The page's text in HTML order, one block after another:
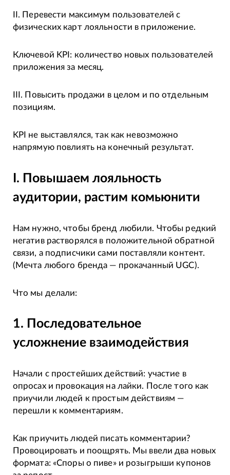
II. Перевести максимум пользователей с
физических карт лояльности в приложение.
Ключевой KPI: количество новых пользователей
приложения за месяц.
III. Повысить продажи в целом и по отдельным
позициям.
KPI не выставлялся, так как невозможно
напрямую повлиять на конечный результат.
I. Повышаем лояльность
аудитории, растим комьюнити
Нам нужно, чтобы бренд любили. Чтобы редкий
негатив растворялся в положительной обратной
связи, а подписчики сами поставляли контент.
(Мечта любого бренда — прокачанный UGC).
Что мы делали:
1. Последовательное
усложнение взаимодействия
Начали с простейших действий: участие в
опросах и провокация на лайки. После того как
приучили людей к простым действиям —
перешли к комментариям.
Как приучить людей писать комментарии?
Провоцировать и поощрять. Мы ввели два новых
формата: «Споры о пиве» и розыгрыши купонов